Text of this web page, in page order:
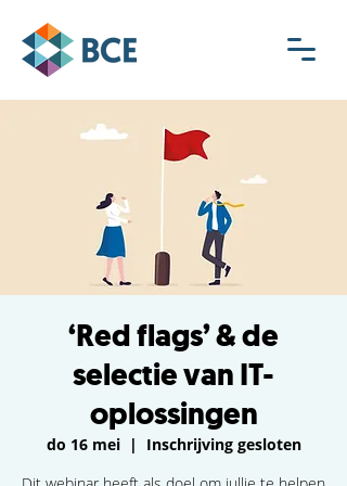
‘Red flags’ & de
selectie van IT-
oplossingen
do 16 mei
  |
Inschrijving gesloten